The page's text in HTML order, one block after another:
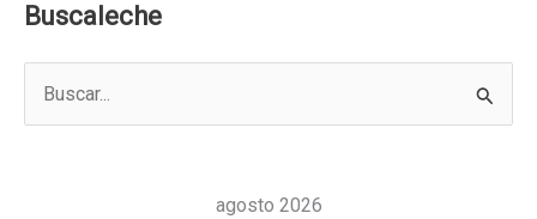
Buscaleche
agosto 2026